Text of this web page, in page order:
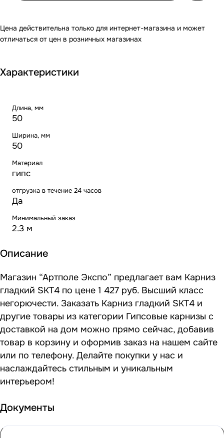
Цена действительна только для интернет-магазина и может
отличаться от цен в розничных магазинах
Характеристики
Длина, мм
50
Ширина, мм
50
Материал
гипс
отгрузка в течение 24 часов
Да
Минимальный заказ
2.3 м
Описание
Магазин “Артполе Экспо” предлагает вам Карниз
гладкий SKT4 по цене 1 427 руб. Высший класс
негорючести. Заказать Карниз гладкий SKT4 и
другие товары из категории Гипсовые карнизы с
доставкой на дом можно прямо сейчас, добавив
товар в корзину и оформив заказ на нашем сайте
или по телефону. Делайте покупки у нас и
наслаждайтесь стильным и уникальным
интерьером!
Документы